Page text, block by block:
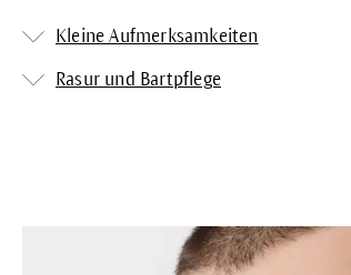
Kleine Aufmerksamkeiten
Rasur und Bartpflege